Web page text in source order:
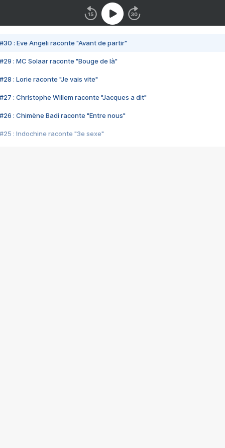
#30 : Eve Angeli raconte "Avant de partir"
#29 : MC Solaar raconte "Bouge de là"
#28 : Lorie raconte "Je vais vite"
#27 : Christophe Willem raconte "Jacques a dit"
#26 : Chimène Badi raconte "Entre nous"
#25 : Indochine raconte "3e sexe"